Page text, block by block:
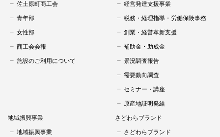
佐土原町商工会
青年部
女性部
商工会会報
施設のご利用について
経営発達支援事業
税務・経理指導・労働保険事務
創業・経営革新支援
補助金・助成金
景況調査報告
需要動向調査
セミナー・講座
原産地証明発給
地域振興事業
地域振興事業
さどわらブランド
さどわらブランド